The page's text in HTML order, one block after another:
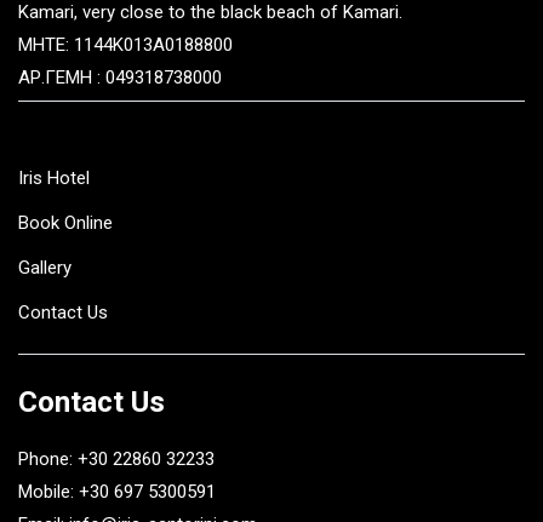
Kamari, very close to the black beach of Kamari.
MHTE: 1144K013A0188800
ΑΡ.ΓΕΜΗ : 049318738000
Iris Hotel
Book Online
Gallery
Contact Us
Contact Us
Phone: +30 22860 32233
Mobile: +30 697 5300591